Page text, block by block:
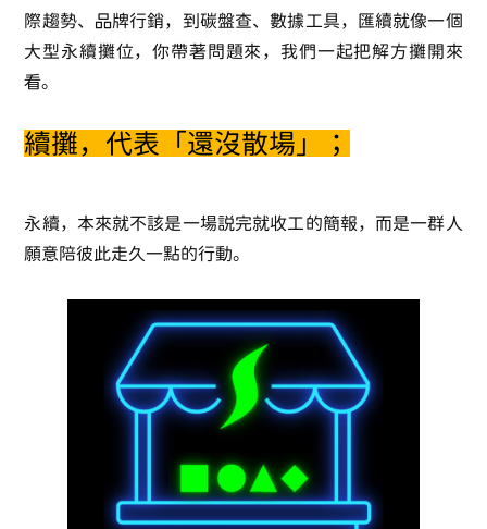
際趨勢、品牌行銷，到碳盤查、數據工具，匯續就像一個
大型永續攤位，你帶著問題來，我們一起把解方攤開來
看。
續攤，代表「還沒散場」；
永續，本來就不該是一場說完就收工的簡報，而是一群人
願意陪彼此走久一點的行動。